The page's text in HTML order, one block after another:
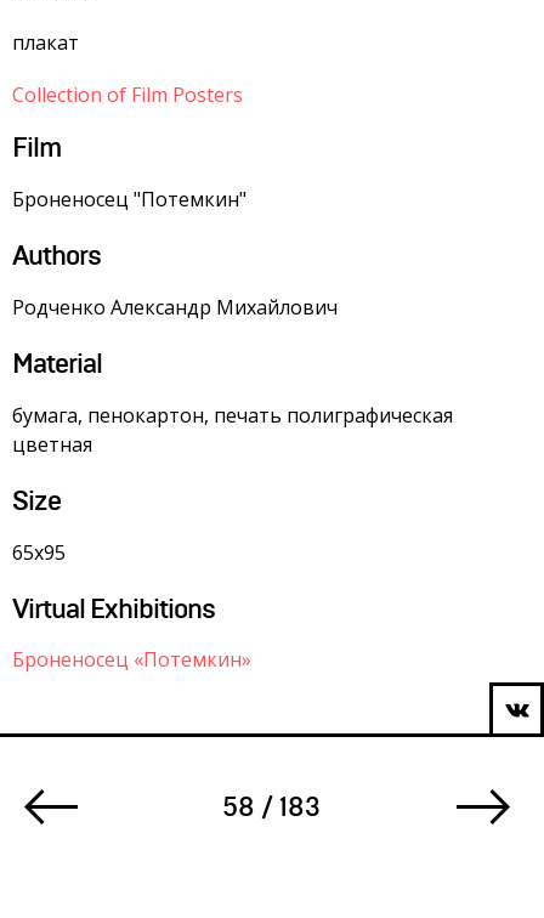
плакат
Collection of Film Posters
Film
Броненосец "Потемкин"
Authors
Родченко Александр Михайлович
Material
бумага, пенокартон, печать полиграфическая
цветная
Size
65х95
Virtual Exhibitions
Броненосец «Потемкин»
58 / 183